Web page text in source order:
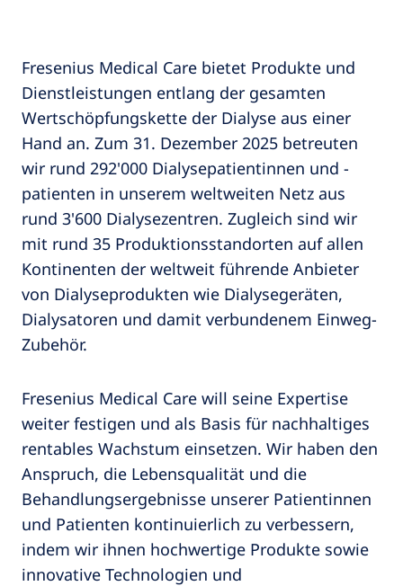
Fresenius Medical Care bietet Produkte und
Dienstleistungen entlang der gesamten
Wertschöpfungskette der Dialyse aus einer
Hand an. Zum 31. Dezember 2025 betreuten
wir rund 292'000 Dialysepatientinnen und -
patienten in unserem weltweiten Netz aus
rund 3'600 Dialysezentren. Zugleich sind wir
mit rund 35 Produktionsstandorten auf allen
Kontinenten der weltweit führende Anbieter
von Dialyseprodukten wie Dialysegeräten,
Dialysatoren und damit verbundenem Einweg-
Zubehör.
Fresenius Medical Care will seine Expertise
weiter festigen und als Basis für nachhaltiges
rentables Wachstum einsetzen. Wir haben den
Anspruch, die Lebensqualität und die
Behandlungsergebnisse unserer Patientinnen
und Patienten kontinuierlich zu verbessern,
indem wir ihnen hochwertige Produkte sowie
innovative Technologien und